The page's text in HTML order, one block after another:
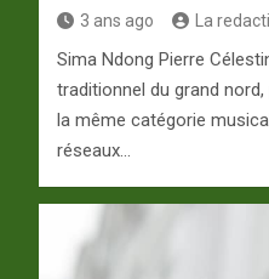
3 ans ago La
Sima Ndong Pierre
traditionnel du grand
la même catégorie
réseaux…